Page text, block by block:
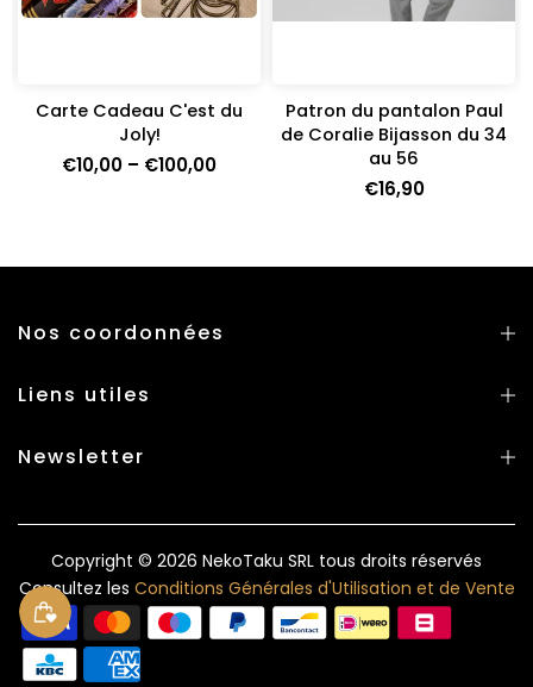
Carte Cadeau C'est du
Joly!
€10,00 – €100,00
Patron du pantalon Paul
de Coralie Bijasson du 34
au 56
€16,90
Nos coordonnées
Liens utiles
Newsletter
Copyright © 2026 NekoTaku SRL tous droits réservés
Consultez les Conditions Générales d'Utilisation et de Vente